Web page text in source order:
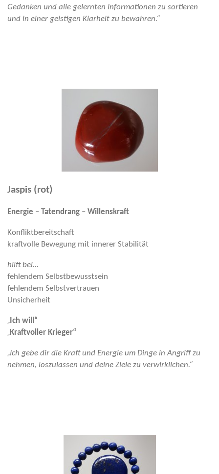
Gedanken und alle gelernten Informationen zu sortieren
und in einer geistigen Klarheit zu bewahren.“
Jaspis (rot)
Energie – Tatendrang – Willenskraft
Konfliktbereitschaft
kraftvolle Bewegung mit innerer Stabilität
hilft bei...
fehlendem Selbstbewusstsein
fehlendem Selbstvertrauen
Unsicherheit
„ Ich will“
„Kraftvoller Krieger“
„Ich gebe dir die Kraft und Energie um Dinge in Angriff zu
nehmen, loszulassen und deine Ziele zu verwirklichen.“